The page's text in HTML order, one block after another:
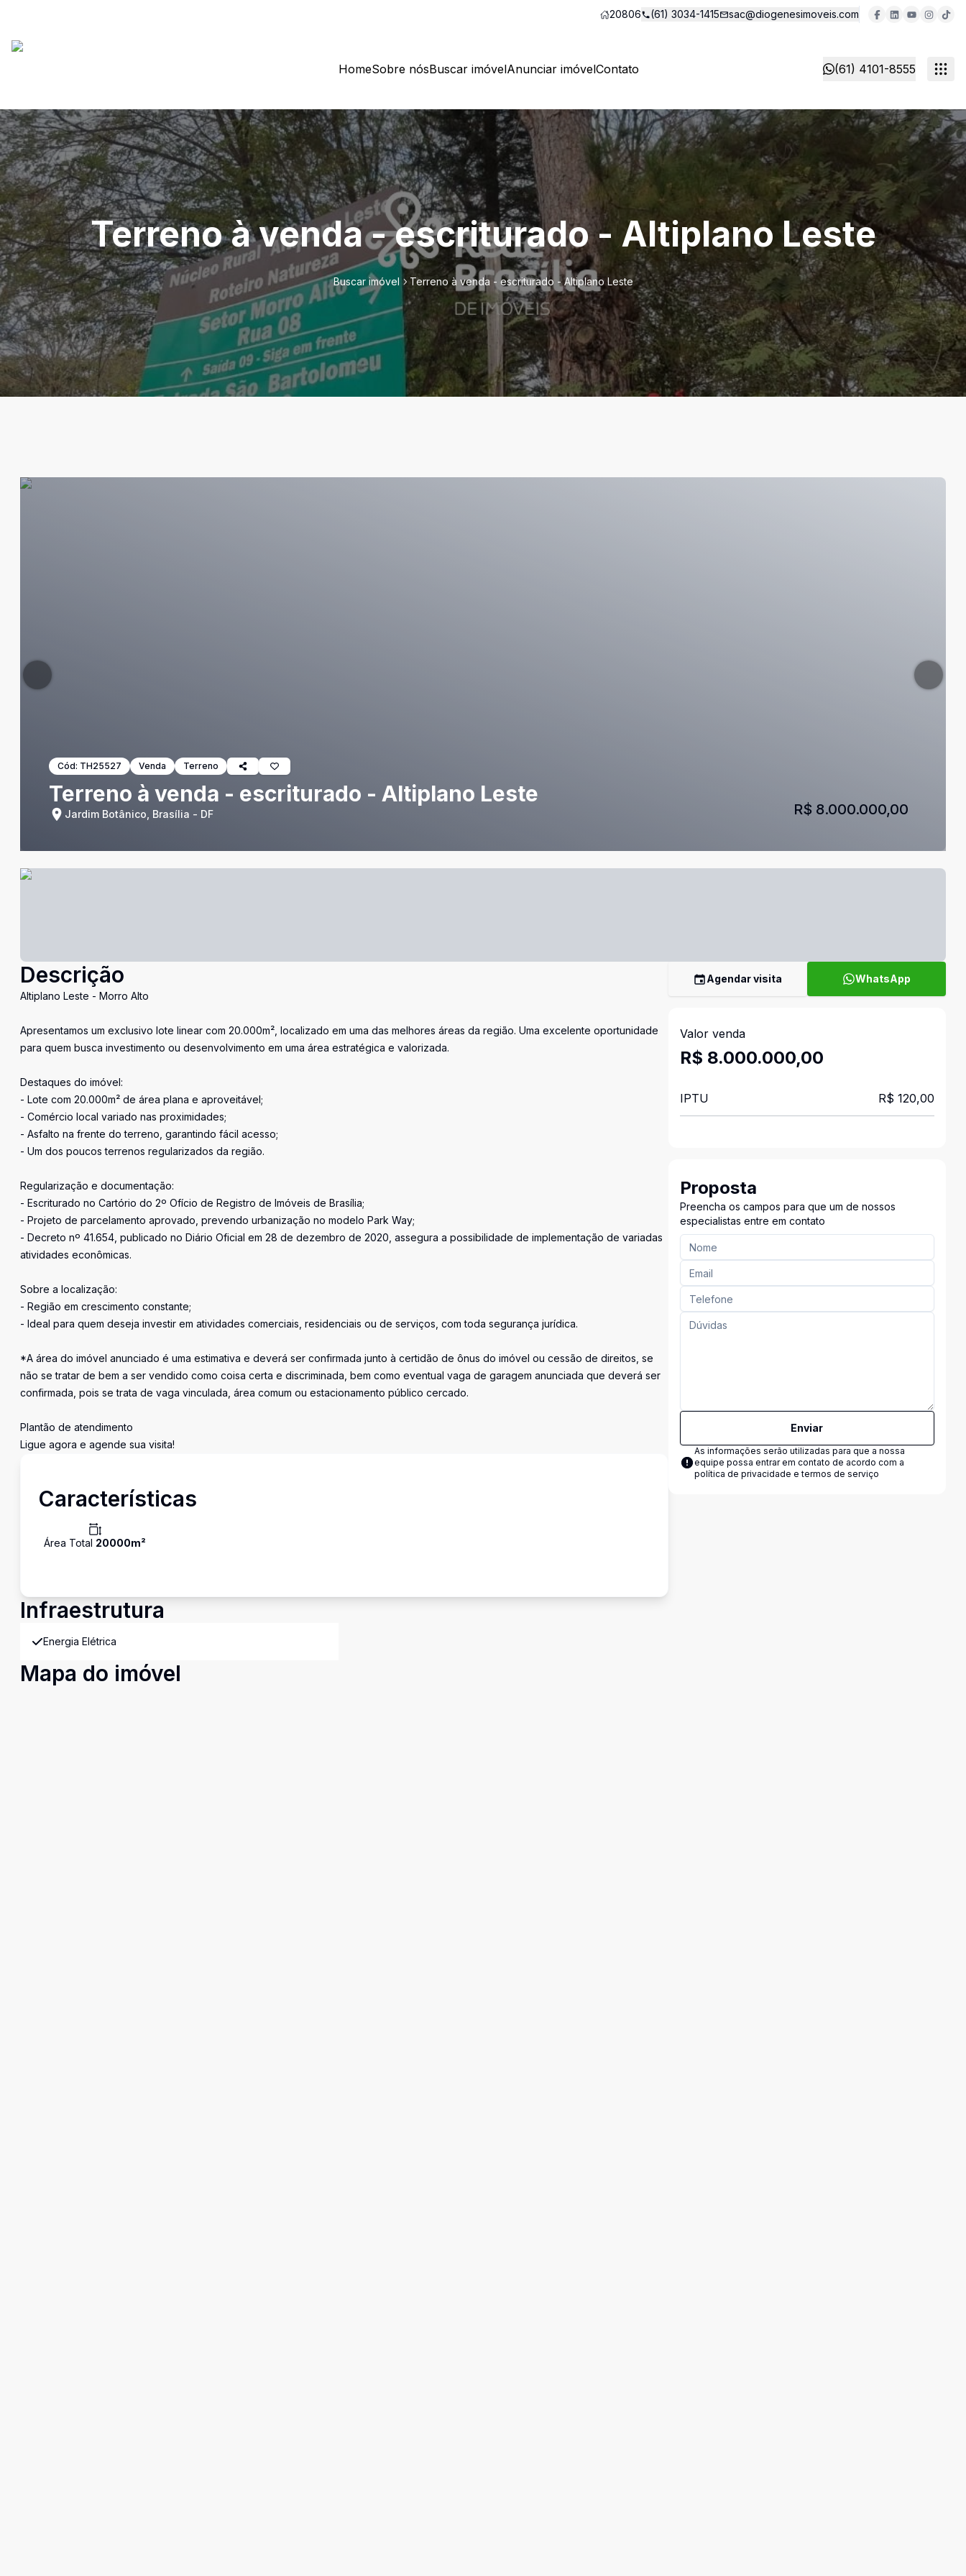
20806 (61) 3034-1415 sac@diogenesimoveis.com
HomeSobre nósBuscar imóvelAnunciar imóvelContato (61) 4101-8555
Terreno à venda - escriturado - Altiplano Leste
Buscar imóvel Terreno à venda - escriturado - Altiplano Leste
Cód: TH25527 Venda Terreno
Terreno à venda - escriturado - Altiplano Leste
Jardim Botânico, Brasília - DF R$ 8.000.000,00
Descrição
Altiplano Leste - Morro Alto
Apresentamos um exclusivo lote linear com 20.000m², localizado em uma das melhores áreas da região. Uma excelente oportunidade
para quem busca investimento ou desenvolvimento em uma área estratégica e valorizada.
Destaques do imóvel:
- Lote com 20.000m² de área plana e aproveitável;
- Comércio local variado nas proximidades;
- Asfalto na frente do terreno, garantindo fácil acesso;
- Um dos poucos terrenos regularizados da região.
Regularização e documentação:
- Escriturado no Cartório do 2º Ofício de Registro de Imóveis de Brasília;
- Projeto de parcelamento aprovado, prevendo urbanização no modelo Park Way;
- Decreto nº 41.654, publicado no Diário Oficial em 28 de dezembro de 2020, assegura a possibilidade de implementação de variadas
atividades econômicas.
Sobre a localização:
- Região em crescimento constante;
- Ideal para quem deseja investir em atividades comerciais, residenciais ou de serviços, com toda segurança jurídica.
*A área do imóvel anunciado é uma estimativa e deverá ser confirmada junto à certidão de ônus do imóvel ou cessão de direitos, se
não se tratar de bem a ser vendido como coisa certa e discriminada, bem como eventual vaga de garagem anunciada que deverá ser
confirmada, pois se trata de vaga vinculada, área comum ou estacionamento público cercado.
Plantão de atendimento
Ligue agora e agende sua visita!
Características
Área Total 20000m²
Infraestrutura
Energia Elétrica
Mapa do imóvel
Agendar visita WhatsApp
Valor venda
R$ 8.000.000,00
IPTU R$ 120,00
Proposta
Preencha os campos para que um de nossos
especialistas entre em contato
Enviar
As informações serão utilizadas para que a nossa
equipe possa entrar em contato de acordo com a
política de privacidade e termos de serviço